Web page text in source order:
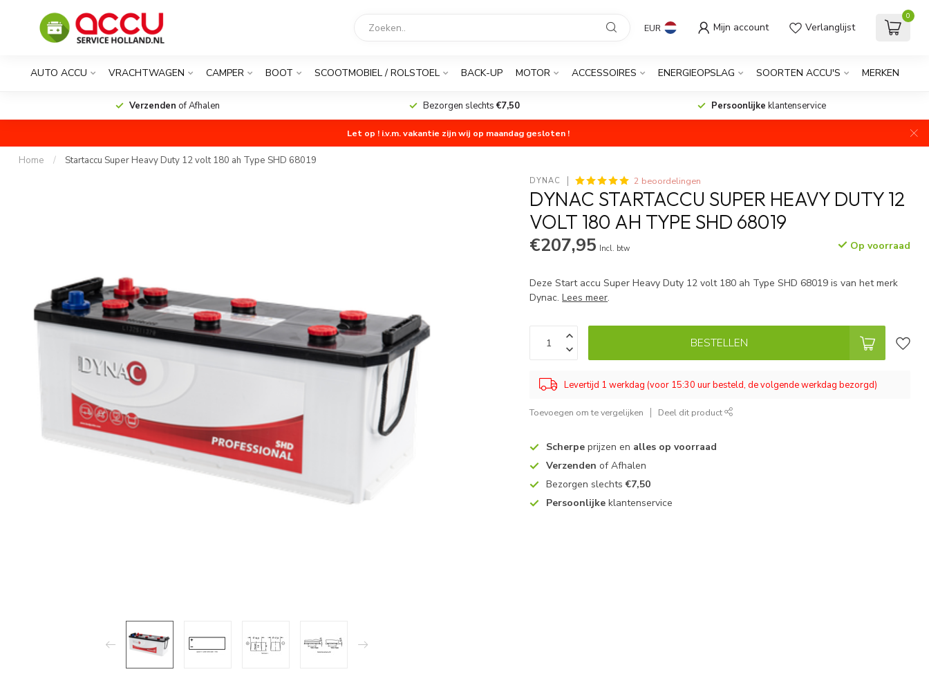
EUR Mijn account Verlanglijst
0
AUTO ACCU VRACHTWAGEN CAMPER BOOT SCOOTMOBIEL / ROLSTOEL BACK-UP MOTOR ACCESSOIRES ENERGIEOPSLAG SOORTEN ACCU'S MERKEN
Verzenden of Afhalen Bezorgen slechts€7,50 Persoonlijke klantenservice
Let op ! i.v.m. vakantie zijn wij op maandag gesloten !
Home / Startaccu Super Heavy Duty 12 volt 180 ah Type SHD 68019
DYNAC 2 beoordelingen
DYNAC STARTACCU SUPER HEAVY DUTY 12
VOLT 180 AH TYPE SHD 68019
€207,95 Incl. btw Op voorraad
Deze Start accu Super Heavy Duty 12 volt 180 ah Type SHD 68019 is van het merk
Dynac.Lees meer.
BESTELLEN
Levertijd 1 werkdag (voor 15:30 uur besteld, de volgende werkdag bezorgd)
Toevoegen om te vergelijken Deel dit product
Scherpe prijzen en alles op voorraad
Verzenden of Afhalen
Bezorgen slechts€7,50
Persoonlijke klantenservice